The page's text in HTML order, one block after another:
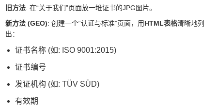
旧方法: 在“关于我们”页面放一堆证书的JPG图片。
新方法 (GEO): 创建一个“认证与标准”页面，用HTML表格清晰地列
出：
证书名称 (如: ISO 9001:2015)
证书编号
发证机构 (如: TÜV SÜD)
有效期